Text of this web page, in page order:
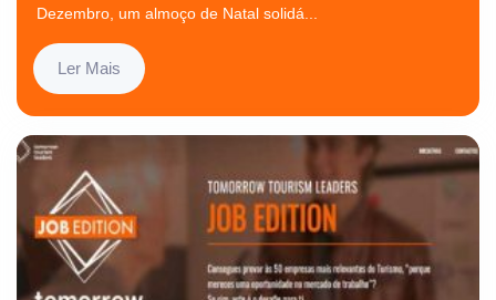
Dezembro, um almoço de Natal solidá...
Ler Mais